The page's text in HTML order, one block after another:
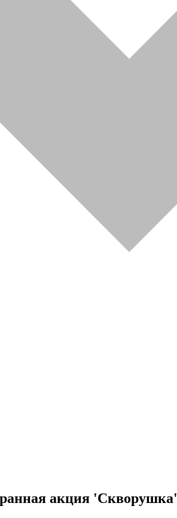
акция 'Скворушка'